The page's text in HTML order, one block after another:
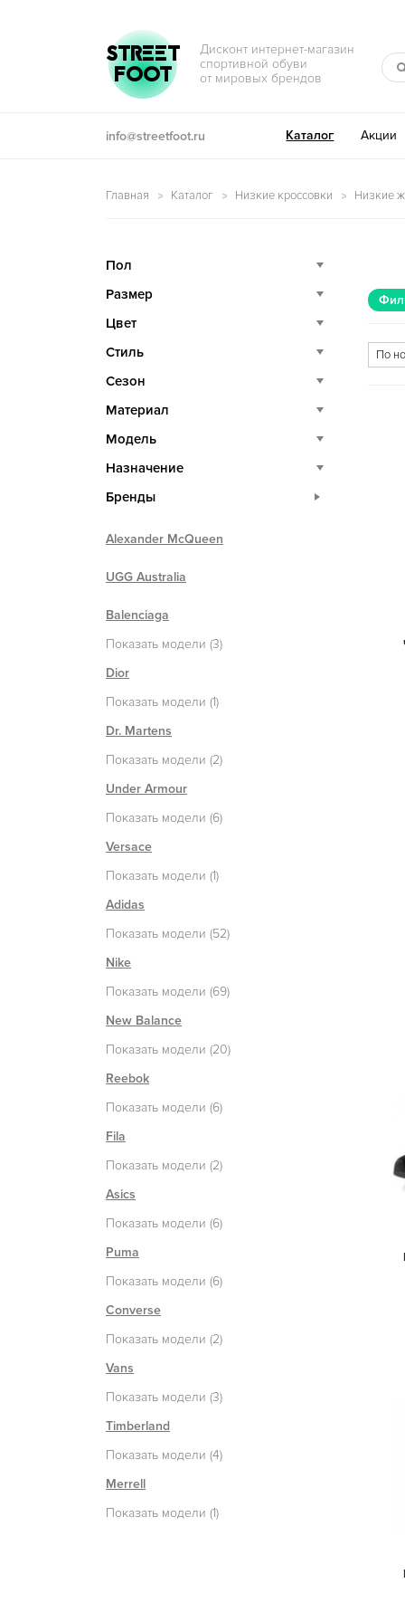
Перейти к навигации
Перейти к содержимому
STREET
FOOT
Дисконт интернет-магазин
спортивной обуви
от мировых брендов
info@streetfoot.ru Каталог Акции
Главная Каталог Низкие кроссовки Низкие
Пол
Размер
Цвет
Стиль
Сезон
Материал
Модель
Назначение
Бренды
Alexander McQueen
UGG Australia
Balenciaga
Показать модели (3)
Dior
Показать модели (1)
Dr. Martens
Показать модели (2)
Under Armour
Показать модели (6)
Versace
Показать модели (1)
Adidas
Показать модели (52)
Nike
Показать модели (69)
New Balance
Показать модели (20)
Reebok
Показать модели (6)
Fila
Показать модели (2)
Asics
Показать модели (6)
Puma
Показать модели (6)
Converse
Показать модели (2)
Vans
Показать модели (3)
Timberland
Показать модели (4)
Merrell
Показать модели (1)